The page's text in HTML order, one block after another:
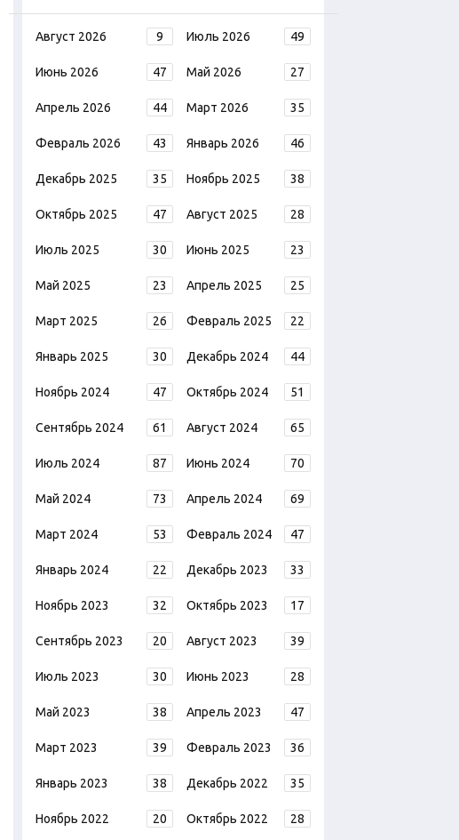
Август 2026 9 Июль 2026 49
Июнь 2026 47 Май 2026 27
Апрель 2026 44 Март 2026 35
Февраль 2026 43 Январь 2026 46
Декабрь 2025 35 Ноябрь 2025 38
Октябрь 2025 47 Август 2025 28
Июль 2025 30 Июнь 2025 23
Май 2025 23 Апрель 2025 25
Март 2025 26 Февраль 2025 22
Январь 2025 30 Декабрь 2024 44
Ноябрь 2024 47 Октябрь 2024 51
Сентябрь 2024 61 Август 2024 65
Июль 2024 87 Июнь 2024 70
Май 2024 73 Апрель 2024 69
Март 2024 53 Февраль 2024 47
Январь 2024 22 Декабрь 2023 33
Ноябрь 2023 32 Октябрь 2023 17
Сентябрь 2023 20 Август 2023 39
Июль 2023 30 Июнь 2023 28
Май 2023 38 Апрель 2023 47
Март 2023 39 Февраль 2023 36
Январь 2023 38 Декабрь 2022 35
Ноябрь 2022 20 Октябрь 2022 28